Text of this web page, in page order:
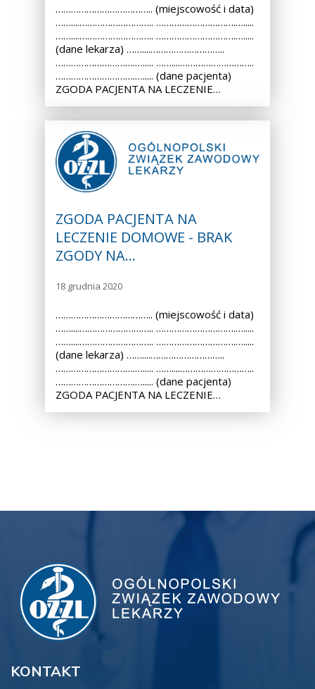
……………………………….. (miejscowość i data)
……....……………………….. ………………………….….....
……....……………………….. ………………………….….....
(dane lekarza) ……....………………………..
………………………….…..... ……....………………………..
………………………….…..... (dane pacjenta)
ZGODA PACJENTA NA LECZENIE…
ZGODA PACJENTA NA
LECZENIE DOMOWE - BRAK
ZGODY NA…
18 grudnia 2020
……………………………….. (miejscowość i data)
……....……………………….. ………………………….….....
……....……………………….. ………………………….….....
(dane lekarza) ……....………………………..
………………………….…..... ……....………………………..
………………………….…..... (dane pacjenta)
ZGODA PACJENTA NA LECZENIE…
KONTAKT